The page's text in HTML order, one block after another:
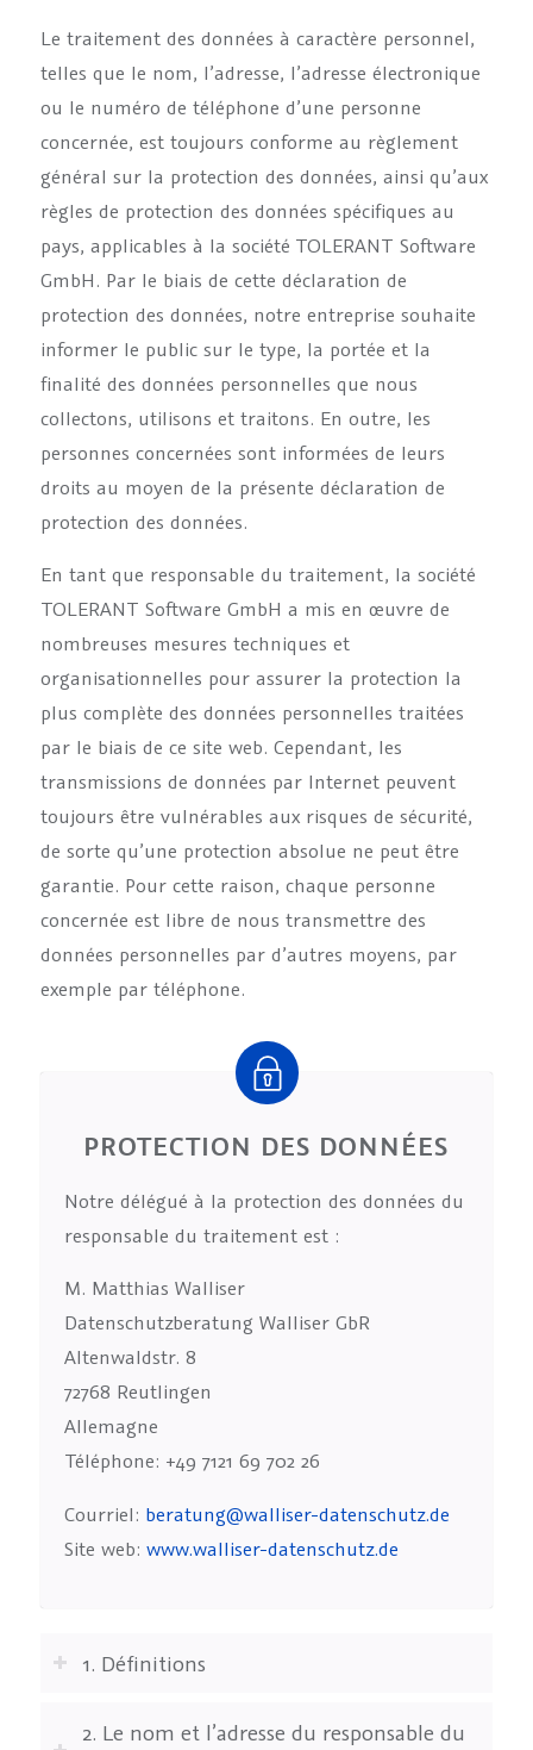
Le traitement des données à caractère personnel,
telles que le nom, l’adresse, l’adresse électronique
ou le numéro de téléphone d’une personne
concernée, est toujours conforme au règlement
général sur la protection des données, ainsi qu’aux
règles de protection des données spécifiques au
pays, applicables à la société TOLERANT Software
GmbH. Par le biais de cette déclaration de
protection des données, notre entreprise souhaite
informer le public sur le type, la portée et la
finalité des données personnelles que nous
collectons, utilisons et traitons. En outre, les
personnes concernées sont informées de leurs
droits au moyen de la présente déclaration de
protection des données.
En tant que responsable du traitement, la société
TOLERANT Software GmbH a mis en œuvre de
nombreuses mesures techniques et
organisationnelles pour assurer la protection la
plus complète des données personnelles traitées
par le biais de ce site web. Cependant, les
transmissions de données par Internet peuvent
toujours être vulnérables aux risques de sécurité,
de sorte qu’une protection absolue ne peut être
garantie. Pour cette raison, chaque personne
concernée est libre de nous transmettre des
données personnelles par d’autres moyens, par
exemple par téléphone.
PROTECTION DES DONNÉES
Notre délégué à la protection des données du
responsable du traitement est :
M. Matthias Walliser
Datenschutzberatung Walliser GbR
Altenwaldstr. 8
72768 Reutlingen
Allemagne
Téléphone: +49 7121 69 702 26
Courriel: beratung@walliser-datenschutz.de
Site web: www.walliser-datenschutz.de
1. Définitions
2. Le nom et l’adresse du responsable du